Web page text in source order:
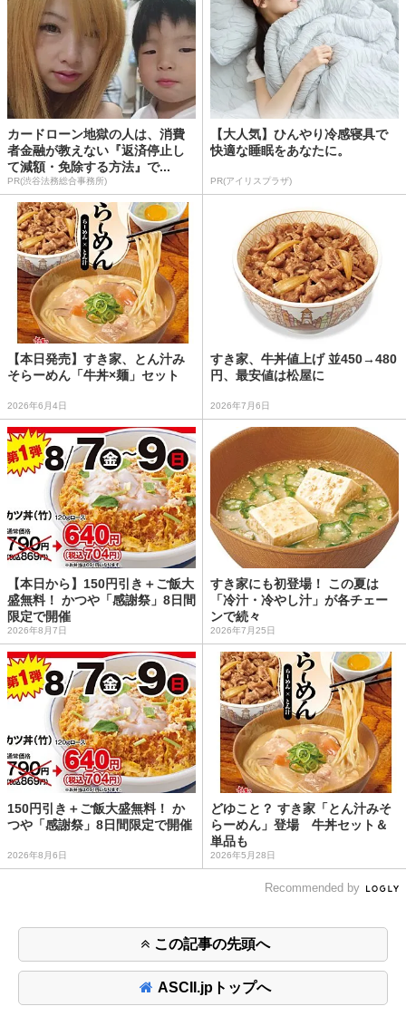
カードローン地獄の人は、消費
者金融が教えない『返済停止し
て減額・免除する方法』で...
PR(渋谷法務総合事務所)
【大人気】ひんやり冷感寝具で
快適な睡眠をあなたに。
PR(アイリスプラザ)
【本日発売】すき家、とん汁み
そらーめん「牛丼×麺」セット
2026年6月4日
すき家、牛丼値上げ 並450→480
円、最安値は松屋に
2026年7月6日
【本日から】150円引き＋ご飯大
盛無料！ かつや「感謝祭」8日間
限定で開催
2026年8月7日
すき家にも初登場！ この夏は
「冷汁・冷やし汁」が各チェー
ンで続々
2026年7月25日
150円引き＋ご飯大盛無料！ か
つや「感謝祭」8日間限定で開催
2026年8月6日
どゆこと？ すき家「とん汁みそ
らーめん」登場 牛丼セット＆
単品も
2026年5月28日
Recommended by
この記事の先頭へ
ASCII.jpトップへ